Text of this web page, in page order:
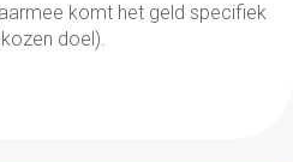
komt het geld specifiek
doel).